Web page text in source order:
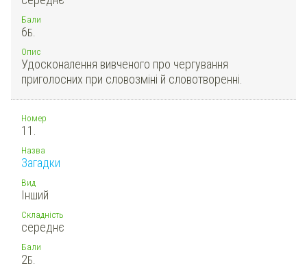
Бали
6Б.
Опис
Удосконалення вивченого про чергування
приголосних при словозміні й словотворенні.
Номер
11.
Назва
Загадки
Вид
Інший
Складність
середнє
Бали
2Б.